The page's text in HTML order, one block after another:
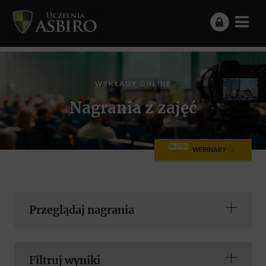
WYKŁADY ONLINE
Nagrania z zajęć
NA ŻYWO WEBINARY
Przeglądaj nagrania
Filtruj wyniki